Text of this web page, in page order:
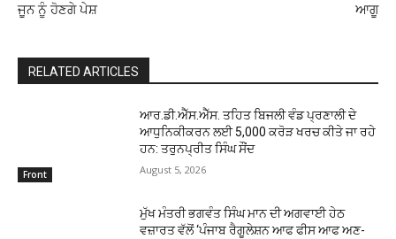
ਜੂਨ ਨੂੰ ਹੋਣਗੇ ਪੇਸ਼
ਆਗੂ
RELATED ARTICLES
Front
ਆਰ.ਡੀ.ਐੱਸ.ਐੱਸ. ਤਹਿਤ ਬਿਜਲੀ ਵੰਡ ਪ੍ਰਣਾਲੀ ਦੇ
ਆਧੁਨਿਕੀਕਰਨ ਲਈ 5,000 ਕਰੋੜ ਖਰਚ ਕੀਤੇ ਜਾ ਰਹੇ
ਹਨ: ਤਰੁਨਪ੍ਰੀਤ ਸਿੰਘ ਸੌਂਦ
August 5, 2026
ਮੁੱਖ ਮੰਤਰੀ ਭਗਵੰਤ ਸਿੰਘ ਮਾਨ ਦੀ ਅਗਵਾਈ ਹੇਠ
ਵਜ਼ਾਰਤ ਵੱਲੋਂ ‘ਪੰਜਾਬ ਰੈਗੂਲੇਸ਼ਨ ਆਫ ਫੀਸ ਆਫ ਅਣ-